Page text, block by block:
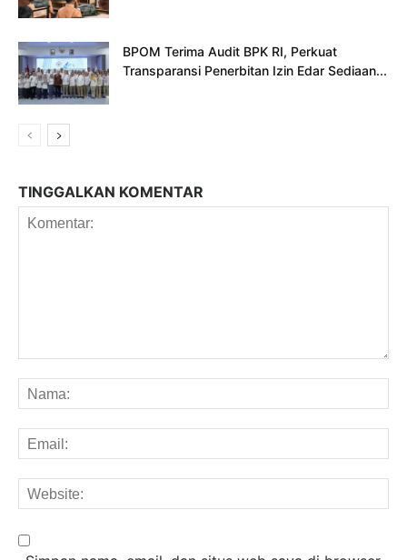
BPOM Terima Audit BPK RI, Perkuat
Transparansi Penerbitan Izin Edar Sediaan...
TINGGALKAN KOMENTAR